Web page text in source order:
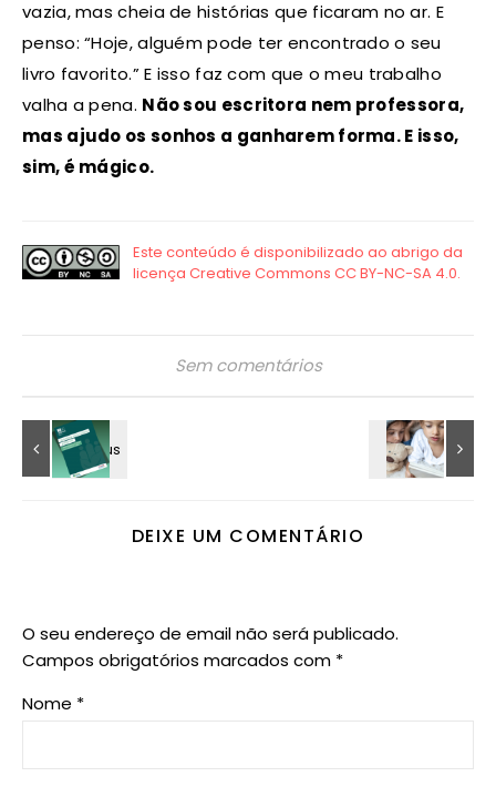
vazia, mas cheia de histórias que ficaram no ar. E
penso: “Hoje, alguém pode ter encontrado o seu
livro favorito.” E isso faz com que o meu trabalho
valha a pena. Não sou escritora nem professora,
mas ajudo os sonhos a ganharem forma. E isso,
sim, é mágico.
Sem comentários
DEIXE UM COMENTÁRIO
O seu endereço de email não será publicado.
Campos obrigatórios marcados com *
Nome *